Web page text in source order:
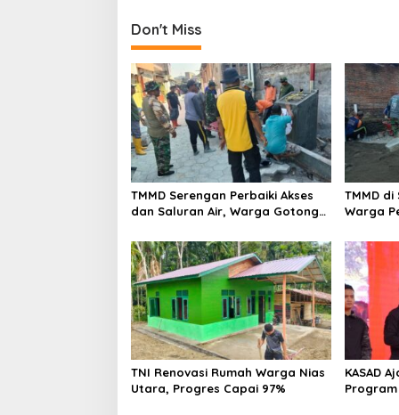
Don't Miss
TMMD Serengan Perbaiki Akses
dan Saluran Air, Warga Gotong
TMMD
Warga
TNI Renovasi Rumah Warga Nias
Utara, Progres Capai 97%
KASAD